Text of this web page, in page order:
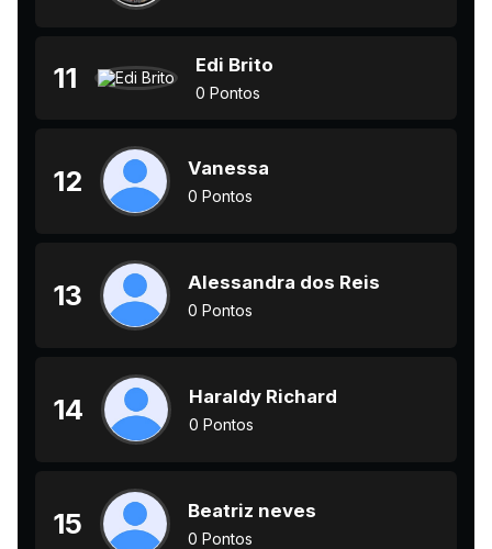
11 Edi Brito
0 Pontos
12 Vanessa
0 Pontos
13 Alessandra dos Reis
0 Pontos
14 Haraldy Richard
0 Pontos
15 Beatriz neves
0 Pontos